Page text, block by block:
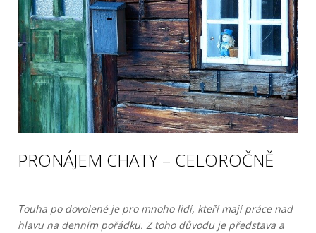
PRONÁJEM CHATY – CELOROČNĚ
Touha po dovolené je pro mnoho lidí, kteří mají práce nad
hlavu na denním pořádku. Z toho důvodu je představa a